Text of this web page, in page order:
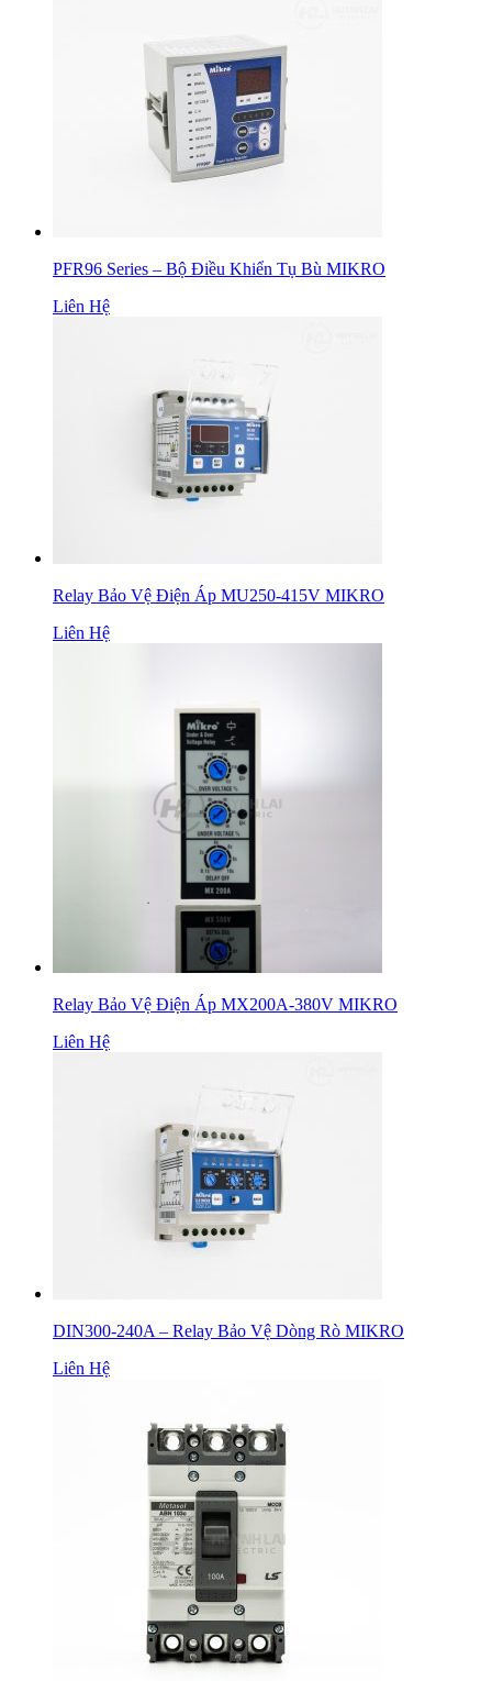
PFR96 Series – Bộ Điều Khiển Tụ Bù MIKRO
Liên Hệ
Relay Bảo Vệ Điện Áp MU250-415V MIKRO
Liên Hệ
Relay Bảo Vệ Điện Áp MX200A-380V MIKRO
Liên Hệ
DIN300-240A – Relay Bảo Vệ Dòng Rò MIKRO
Liên Hệ